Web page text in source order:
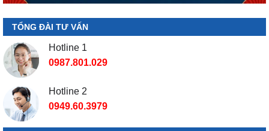
TỔNG ĐÀI TƯ VẤN
Hotline 1
0987.801.029
Hotline 2
0949.60.3979